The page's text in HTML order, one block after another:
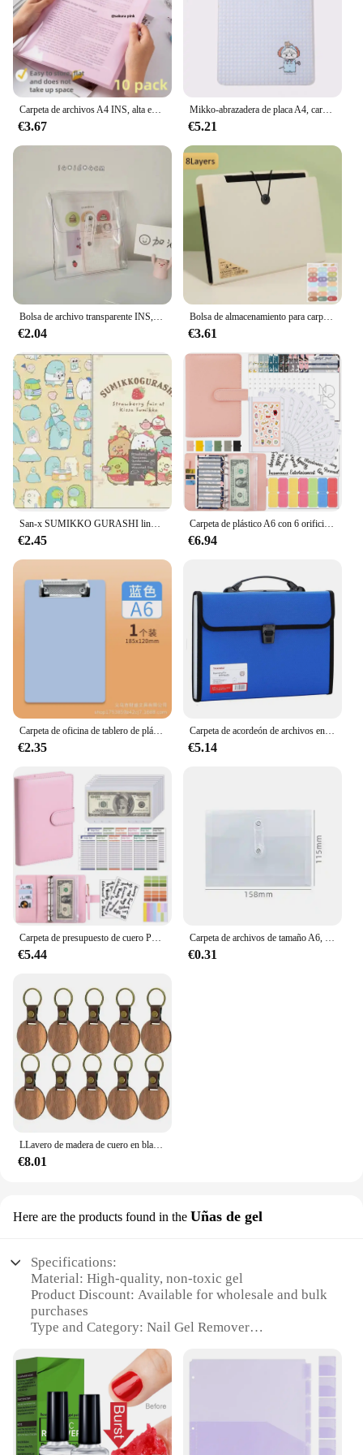
Carpeta de archivos A4 INS, alta estética, gruesa, en forma de L, gran capacidad, boca abierta, Clip de papel de prueba en forma de U, Clip de almacenamiento para estudiantes
€3.67
Mikko-abrazadera de placa A4, carpeta Kawai de dibujos animados para estudiantes, almohadilla de escritura original para oficina, accesorio de dibujo para niños, regalo de papelería escolar
€5.21
Bolsa de archivo transparente INS, sobres de plástico A4, bolsa de archivo de bolsillo para oficina, escuela, bolsa de almacenamiento transparente B5
€2.04
Bolsa de almacenamiento para carpetas de archivos A4, 8/13 capas, papel de prueba, herramienta de escritorio, papelería escolar, suministros de oficina
€3.61
San-x SUMIKKO GURASHI lindo animal carpeta de archivos A4 bolsa de documentos carpetas para la escuela Oficina suministros de papelería de aprendizaje regalo para niños
€2.45
Carpeta de plástico A6 con 6 orificios para ahorro de dinero, carpeta de cubiertas de cuaderno, planificador de presupuesto, tamaño A6
€6.94
Carpeta de oficina de tablero de plástico A4, tablero de escritura de notas de estudiante A5, tablero de firma A6, documentos de carpeta organizadora de mesa de portapapeles
€2.35
Carpeta de acordeón de archivos en expansión A4, estuche organizador portátil de PP de gran capacidad para oficina y escuela, 13 bolsillos, soporte para bolsa de órgano
€5.14
Carpeta de presupuesto de cuero PU con bolsillos para sobres de efectivo, carpeta pequeña de presupuesto francés con cremallera para ahorrar dinero, organizador planificador A6
€5.44
Carpeta de archivos de tamaño A6, organizador múltiple de PP, impermeable, transparente, Visible, bolsa de almacenamiento portátil para papelería, suministros de oficina y escuela
€0.31
LLavero de madera de cuero en blanco, 10 piezas, con correa de cuero, sin terminar, para grabado láser
€8.01
Here are the products found in the Uñas de gel
Specifications:
Material: High-quality, non-toxic gel
Product Discount: Available for wholesale and bulk
purchases
Type and Category: Nail Gel Remover
applicator
Usage and Purpose: Quickly and effectively
removes gel nails
Typical Adaptive Scenario: Suitable for
professional nail technicians and home users
Shape or Size or Weight or Quantity: Conveniently